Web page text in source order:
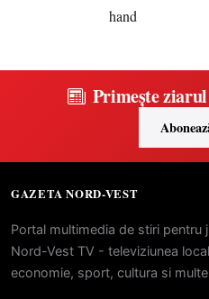
Primește
GAZETA NORD-VEST
Portal multimedia de stiri pentru
Nord-Vest TV - televiziunea
economie, sport, cultura si